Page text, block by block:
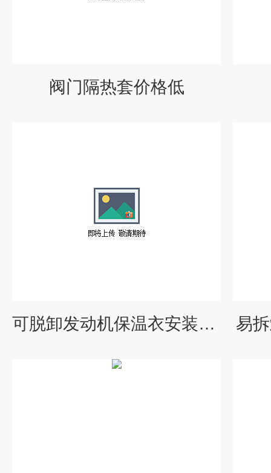
阀门隔热套价格低
可脱卸发动机保温衣安装方便 易